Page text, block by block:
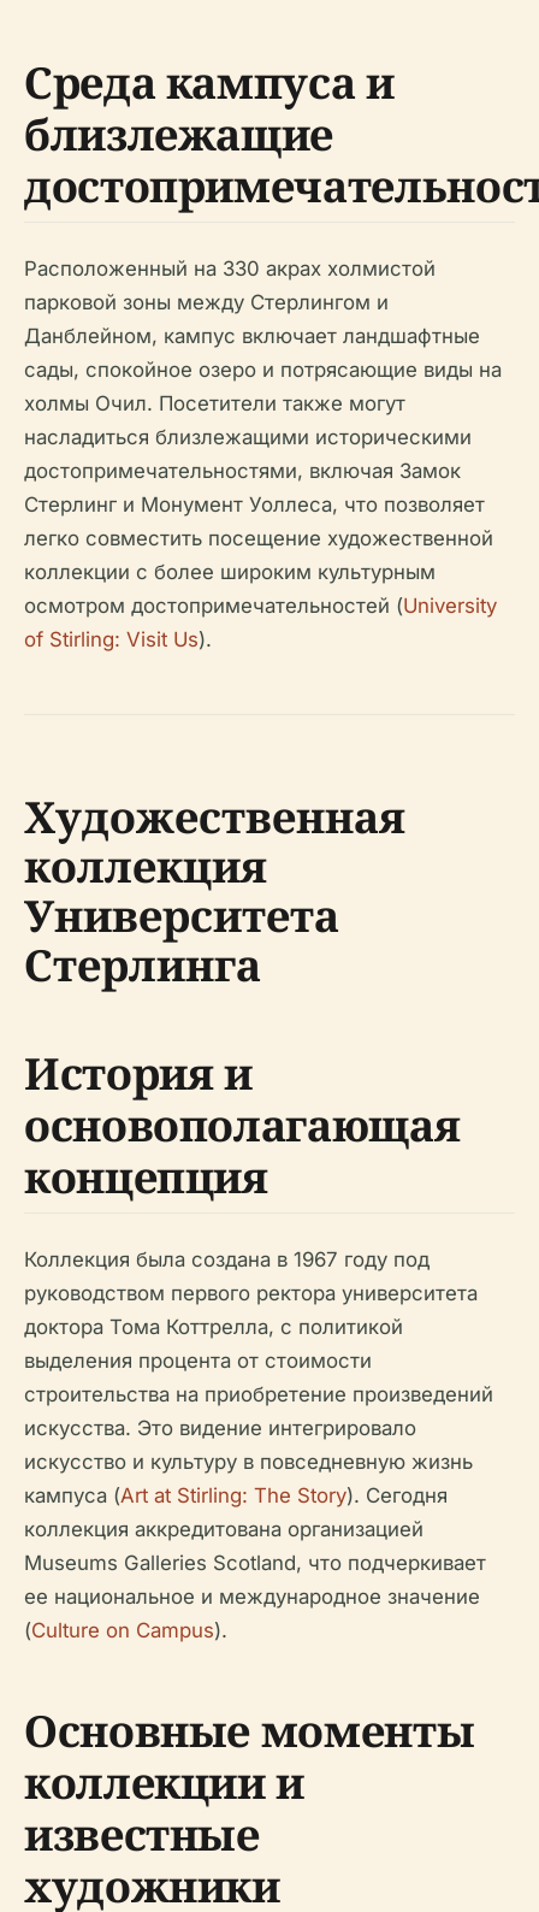
Среда кампуса и
близлежащие
Расположенный на 330 акрах холмистой
парковой зоны между Стерлингом и
Данблейном, кампус включает ландшафтные
сады, спокойное озеро и потрясающие виды на
холмы Очил. Посетители также могут
насладиться близлежащими историческими
достопримечательностями, включая Замок
Стерлинг и Монумент Уоллеса, что позволяет
легко совместить посещение художественной
коллекции с более широким культурным
осмотром достопримечательностей (University
of Stirling: Visit Us).
Художественная
коллекция
Университета
Стерлинга
История и
основополагающая
концепция
Коллекция была создана в 1967 году под
руководством первого ректора университета
доктора Тома Коттрелла, с политикой
выделения процента от стоимости
строительства на приобретение произведений
искусства. Это видение интегрировало
искусство и культуру в повседневную жизнь
кампуса (Art at Stirling: The Story). Сегодня
коллекция аккредитована организацией
Museums Galleries Scotland, что подчеркивает
ее национальное и международное значение
(Culture on Campus).
Основные моменты
коллекции и
известные
художники